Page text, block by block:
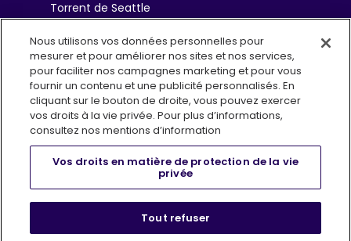
Torrent de Seattle
Sceptres de Toronto
Goldeneyes de
Vancouver
Conditions d’utilisation
Politique de confidentialité
Infolettre (EN)
Nous utilisons vos données personnelles pour
mesurer et pour améliorer nos sites et nos services,
pour faciliter nos campagnes marketing et pour vous
fournir un contenu et une publicité personnalisés. En
cliquant sur le bouton de droite, vous pouvez exercer
vos droits à la vie privée. Pour plus d’informations,
consultez nos mentions d’information
Vos droits en matière de protection de la vie
privée
Tout refuser